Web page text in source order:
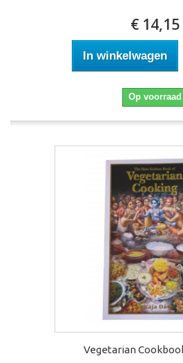
€ 14,15
In winkelwagen
Op voorraad
Vegetarian